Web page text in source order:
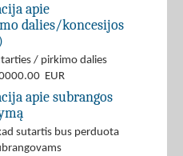
apie
dalies/koncesijos
/ pirkimo dalies
EUR
apie subrangos
sutartis bus perduota